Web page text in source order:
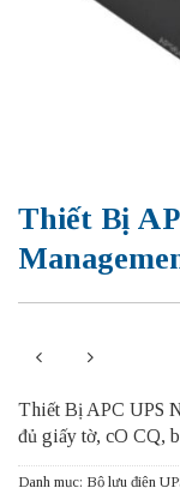
Thiết Bị
Thiết Bị APC UPS
đủ giấy tờ, cO CQ,
Danh mục: Bộ lưu điện